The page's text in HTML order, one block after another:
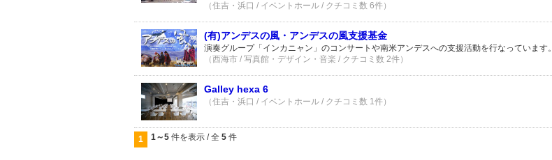
（住吉・浜口 / イベントホール / クチコミ数 6件）
(有)アンデスの風・アンデスの風支援基金
演奏グループ「インカニャン」のコンサートや南米アンデスへの支援活動を行なっています。
（西海市 / 写真館・デザイン・音楽 / クチコミ数 2件）
Galley hexa 6
（住吉・浜口 / イベントホール / クチコミ数 1件）
1 1～5 件を表示 / 全 5 件